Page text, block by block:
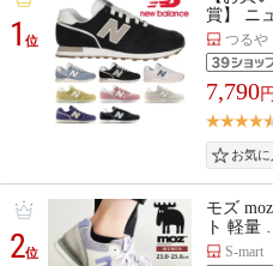
1位
賞】 ニ
つるや
7,790円
2位
モズ
ト 軽量 …
S-mart